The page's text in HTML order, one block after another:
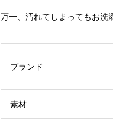
万一、汚れてしまってもお洗
ブランド
素材